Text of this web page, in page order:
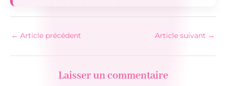
← Article précédent Article suivant →
Laisser un commentaire